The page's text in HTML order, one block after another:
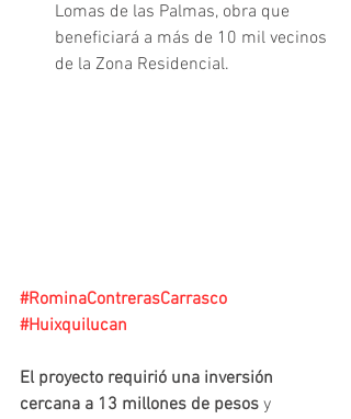
Lomas de las Palmas, obra que
beneficiará a más de 10 mil vecinos
de la Zona Residencial.
#RominaContrerasCarrasco
#Huixquilucan
El proyecto requirió una inversión
cercana a 13 millones de pesos y